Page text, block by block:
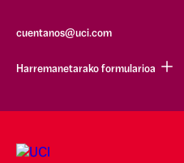
cuentanos@uci.com
Harremanetarako formularioa